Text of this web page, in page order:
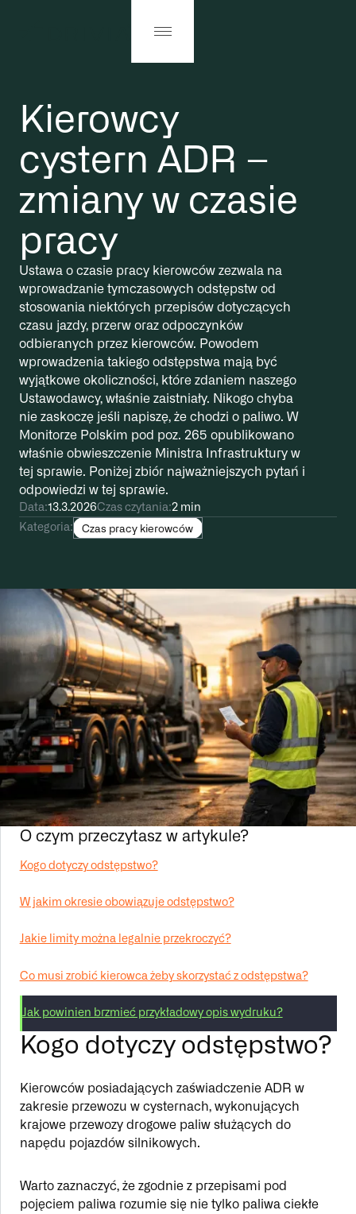
Kierowcy
cystern ADR –
zmiany w czasie
pracy
Ustawa o czasie pracy kierowców zezwala na
wprowadzanie tymczasowych odstępstw od
stosowania niektórych przepisów dotyczących
czasu jazdy, przerw oraz odpoczynków
odbieranych przez kierowców. Powodem
wprowadzenia takiego odstępstwa mają być
wyjątkowe okoliczności, które zdaniem naszego
Ustawodawcy, właśnie zaistniały. Nikogo chyba
nie zaskoczę jeśli napiszę, że chodzi o paliwo. W
Monitorze Polskim pod poz. 265 opublikowano
właśnie obwieszczenie Ministra Infrastruktury w
tej sprawie. Poniżej zbiór najważniejszych pytań i
odpowiedzi w tej sprawie.
Data:13.3.2026Czas czytania:2 min
Kategoria:
Czas pracy kierowców
O czym przeczytasz w artykule?
Kogo dotyczy odstępstwo?
W jakim okresie obowiązuje odstępstwo?
Jakie limity można legalnie przekroczyć?
Co musi zrobić kierowca żeby skorzystać z odstępstwa?
Jak powinien brzmieć przykładowy opis wydruku?
Kogo dotyczy odstępstwo?
Kierowców posiadających zaświadczenie ADR w
zakresie przewozu w cysternach, wykonujących
krajowe przewozy drogowe paliw służących do
napędu pojazdów silnikowych.
Warto zaznaczyć, że zgodnie z przepisami pod
pojęciem paliwa rozumie się nie tylko paliwa ciekłe